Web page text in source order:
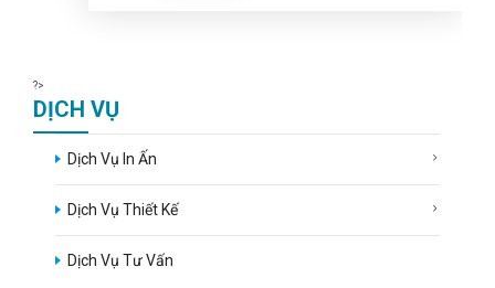
?>
DỊCH VỤ
Dịch Vụ In Ấn
Dịch Vụ Thiết Kế
Dịch Vụ Tư Vấn